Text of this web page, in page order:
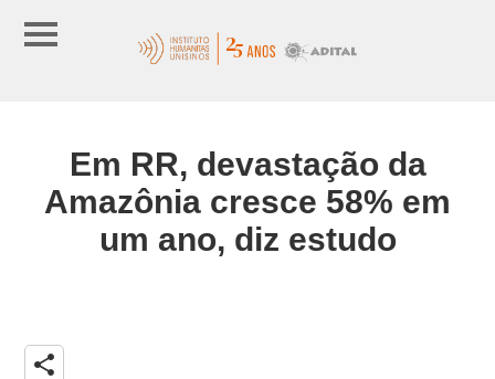
Em RR, devastação da
Amazônia cresce 58% em
um ano, diz estudo
share